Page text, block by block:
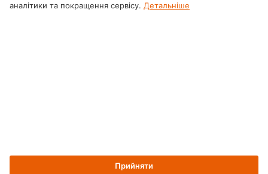
аналітики та покращення сервісу. Детальніше
Прийняти